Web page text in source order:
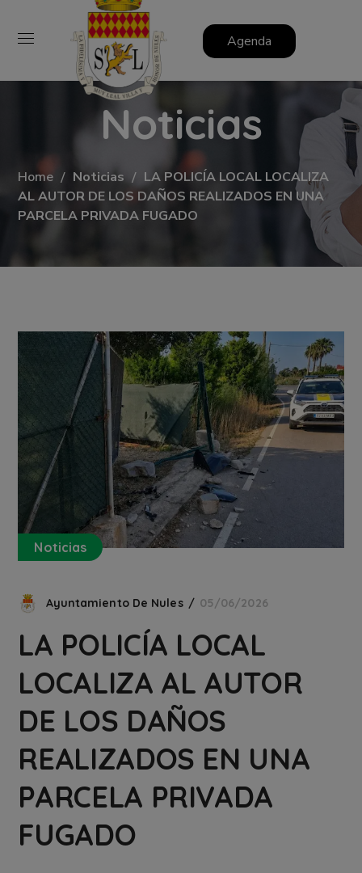
Agenda
Noticias
Home Noticias
LA POLICÍA LOCAL LOCALIZA
AL AUTOR DE LOS DAÑOS REALIZADOS EN UNA
PARCELA PRIVADA FUGADO
Noticias
Ayuntamiento De Nules 05/06/2026
LA POLICÍA LOCAL
LOCALIZA AL AUTOR
DE LOS DAÑOS
REALIZADOS EN UNA
PARCELA PRIVADA
FUGADO